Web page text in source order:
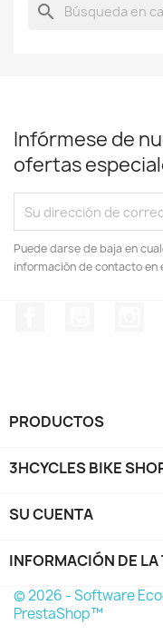
search
Infórmese de
ofertas
Puede darse de baja en
información de contacto en
PRODUCTOS
3HCYCLES BIKE
SU CUENTA
INFORMACIÓN DE
© 2026 - Software
PrestaShop™